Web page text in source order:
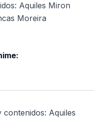
Aquiles Miron
Moreira
Aquiles